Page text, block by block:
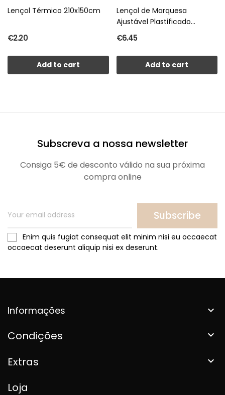
Lençol Térmico 210x150cm
€2.20
Add to cart
Lençol de Marquesa
Ajustável Plastificado
emb/5un
€6.45
Add to cart
Subscreva a nossa newsletter
Consiga 5€ de desconto válido na sua próxima
compra online
Subscribe
Enim quis fugiat consequat elit minim nisi eu occaecat
occaecat deserunt aliquip nisi ex deserunt.
Informações 
Condições 
Extras 
Loja